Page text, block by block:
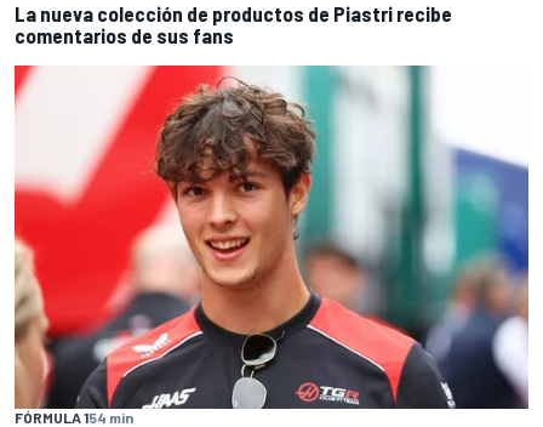
La nueva colección de productos de Piastri recibe
comentarios de sus fans
FÓRMULA 154 min